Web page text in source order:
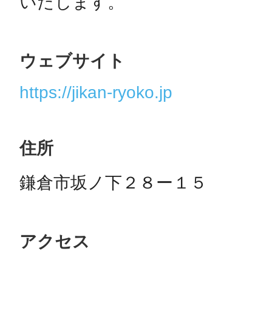
ウェブサイト
https://jikan-ryoko.jp
住所
鎌倉市坂ノ下２８ー１５
アクセス